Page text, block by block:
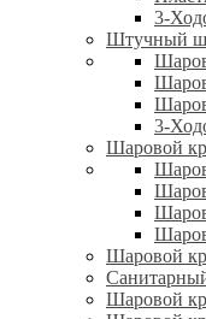
3-
Штучный
3-
Шаровой
Шаровой
Шаровой